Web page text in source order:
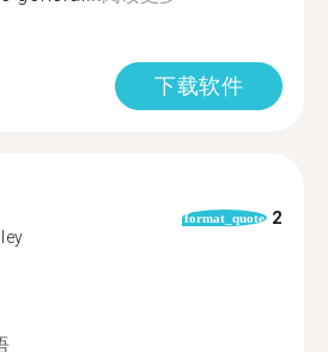
下载软件
format_quote 2